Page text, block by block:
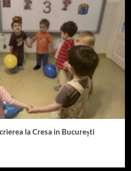
la Cresa in București